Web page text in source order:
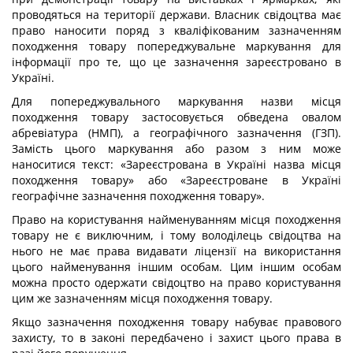
проводяться на території держави. Власник свідоцтва має
право наносити поряд з кваліфікованим зазначенням
походження товару попереджувальне маркування для
інформації про те, що це зазначення зареєстровано в
Україні.
Для попереджувального маркування назви місця
походження товару застосовується обведена овалом
абревіатура (НМП), а географічного зазначення (ГЗП).
Замість цього маркування або разом з ним може
наноситися текст: «Зареєстрована в Україні назва місця
походження товару» або «Зареєстроване в Україні
географічне зазначення походження товару».
Право на користування найменуванням місця походження
товару не є виключним, і тому володілець свідоцтва на
нього не має права видавати ліцензії на використання
цього найменування іншим особам. Цим іншим особам
можна просто одержати свідоцтво на право користування
цим же зазначенням місця походження товару.
Якщо зазначення походження товару набуває правового
захисту, то в законі передбачено і захист цього права в